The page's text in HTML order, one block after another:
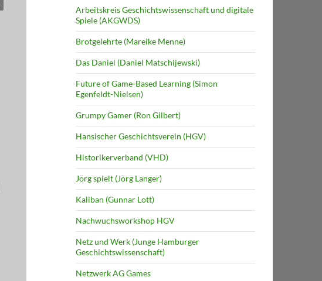
Arbeitskreis Geschichtswissenschaft und digitale
Spiele (AKGWDS)
Brotgelehrte (Mareike Menne)
Das Daniel (Daniel Matschijewski)
Future of Game-Based Learning (Simon
Egenfeldt-Nielsen)
Grumpy Gamer (Ron Gilbert)
Hansischer Geschichtsverein (HGV)
Historikerverband (VHD)
Jörg spielt (Jörg Langer)
Kaliban (Gunnar Lott)
Nachwuchsworkshop HGV
Netz und Werk (Junge Hamburger
Geschichtswissenschaft)
Netzwerk AG Games